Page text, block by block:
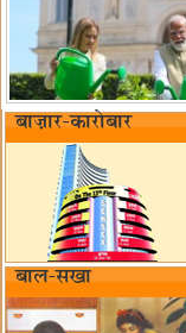
बाज़ार-कारोबार
बाल-सखा